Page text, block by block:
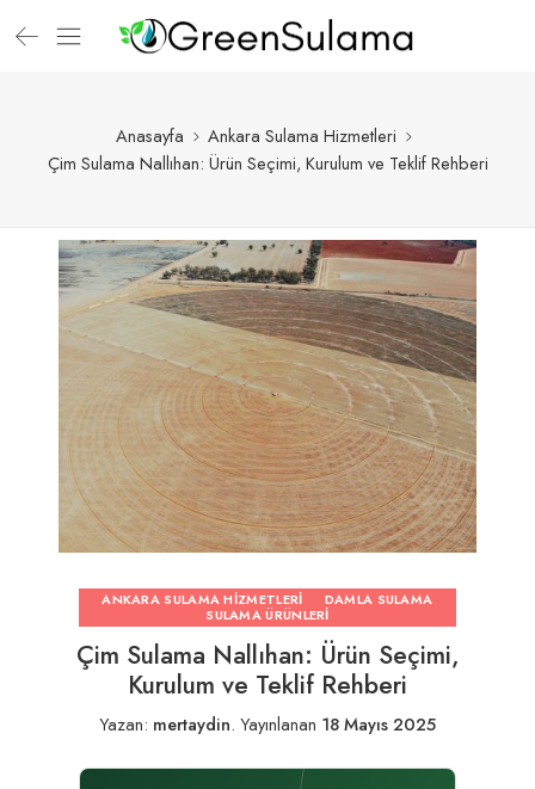
Anasayfa
Ankara Sulama Hizmetleri
Çim Sulama Nallıhan: Ürün Seçimi, Kurulum ve Teklif Rehberi
ANKARA SULAMA HIZMETLERI
DAMLA SULAMA
SULAMA ÜRÜNLERI
Çim Sulama Nallıhan: Ürün Seçimi,
Kurulum ve Teklif Rehberi
Yazan: mertaydin. Yayınlanan 18 Mayıs 2025